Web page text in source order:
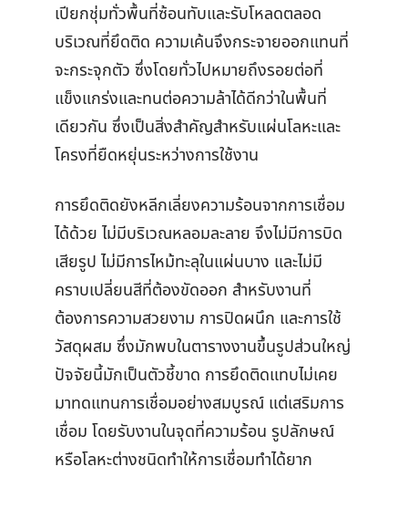
เปียกชุ่มทั่วพื้นที่ซ้อนทับและรับโหลดตลอด
บริเวณที่ยึดติด ความเค้นจึงกระจายออกแทนที่
จะกระจุกตัว ซึ่งโดยทั่วไปหมายถึงรอยต่อที่
แข็งแกร่งและทนต่อความล้าได้ดีกว่าในพื้นที่
เดียวกัน ซึ่งเป็นสิ่งสำคัญสำหรับแผ่นโลหะและ
โครงที่ยืดหยุ่นระหว่างการใช้งาน
การยึดติดยังหลีกเลี่ยงความร้อนจากการเชื่อม
ได้ด้วย ไม่มีบริเวณหลอมละลาย จึงไม่มีการบิด
เสียรูป ไม่มีการไหม้ทะลุในแผ่นบาง และไม่มี
คราบเปลี่ยนสีที่ต้องขัดออก สำหรับงานที่
ต้องการความสวยงาม การปิดผนึก และการใช้
วัสดุผสม ซึ่งมักพบในตารางงานขึ้นรูปส่วนใหญ่
ปัจจัยนี้มักเป็นตัวชี้ขาด การยึดติดแทบไม่เคย
มาทดแทนการเชื่อมอย่างสมบูรณ์ แต่เสริมการ
เชื่อม โดยรับงานในจุดที่ความร้อน รูปลักษณ์
หรือโลหะต่างชนิดทำให้การเชื่อมทำได้ยาก